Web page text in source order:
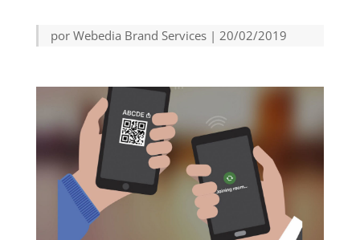
por Webedia Brand Services| 20/02/2019